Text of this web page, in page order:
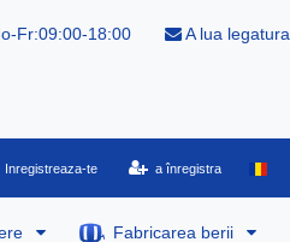
Fr:09:00-18:00 A lua legatura
Inregistreaza-te a înregistra
Fabricarea berii